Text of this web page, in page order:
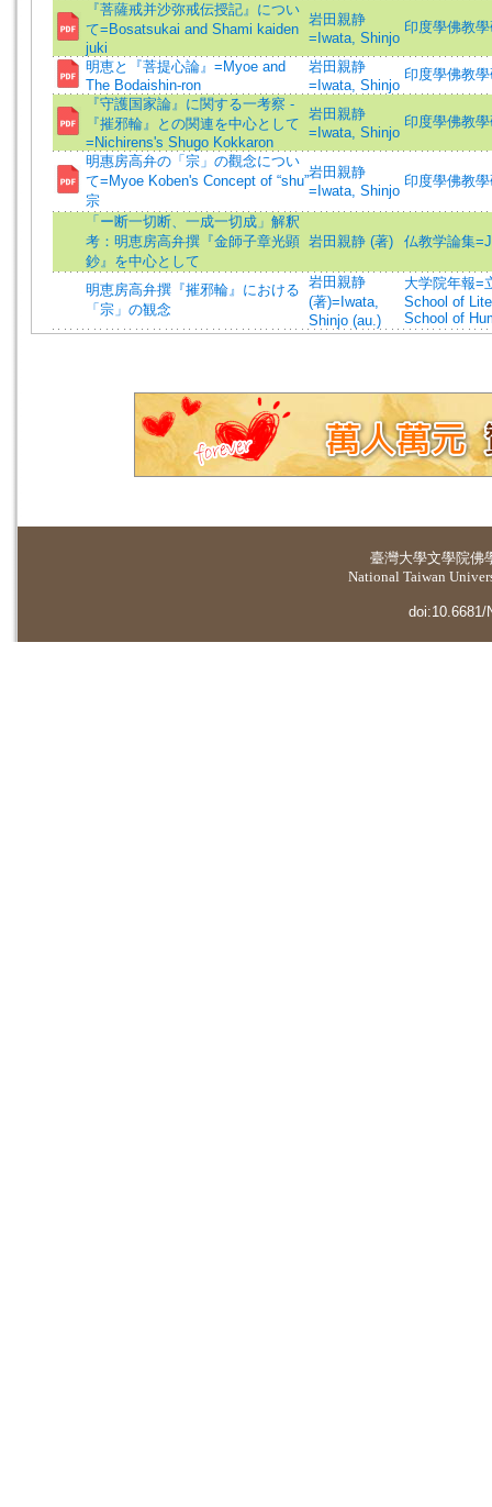
『菩薩戒并沙弥戒伝授記』につい
て=Bosatsukai and Shami kaiden
juki
岩田親静
=Iwata, Shinjo
印度學佛教
明恵と『菩提心論』=Myoe and
The Bodaishin-ron
岩田親静
=Iwata, Shinjo
印度學佛教
『守護国家論』に関する一考察 -
『摧邪輪』との関連を中心として
=Nichirens's Shugo Kokkaron
岩田親静
=Iwata, Shinjo
印度學佛教
明惠房高弁の「宗」の觀念につい
て=Myoe Koben's Concept of “shu”
宗
岩田親静
=Iwata, Shinjo
印度學佛教
「ー断一切断、一成一切成」解釈
考：明恵房高弁撰『金師子章光顕
鈔』を中心として
岩田親静 (著) 仏教学論集
明恵房高弁撰『摧邪輪』における
「宗」の観念
岩田親静
(著)=Iwata,
Shinjo (au.)
大学院年報=
School of
School of
臺灣大學文學院佛
National Taiwan
doi:10.6681/